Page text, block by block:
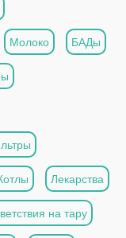
Молоко БАДы
Лекарства
на тару